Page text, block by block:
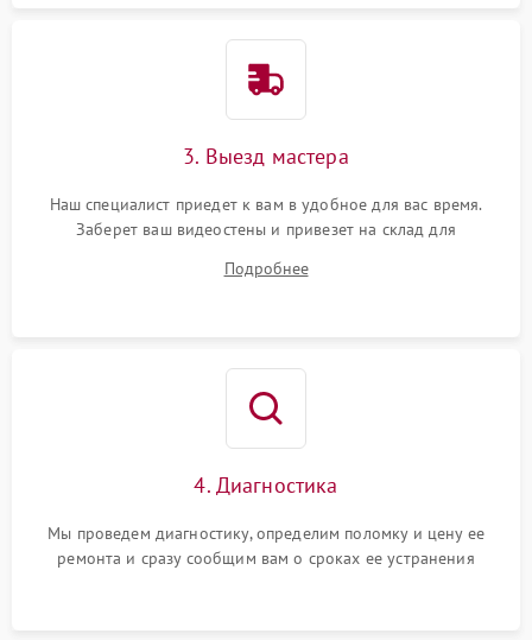
3. Выезд мастера
Наш специалист приедет к вам в удобное для вас время.
Заберет ваш видеостены и привезет на склад для
Подробнее
4. Диагностика
Мы проведем диагностику, определим поломку и цену ее
ремонта и сразу сообщим вам о сроках ее устранения